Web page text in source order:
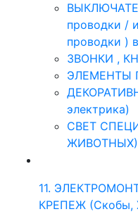
проводки /
проводки )
ЗВОНКИ ,
ЭЛЕМЕНТЫ
электрика)
СВЕТ
ЖИВОТНЫХ)
11.
КРЕПЕЖ (Скобы,